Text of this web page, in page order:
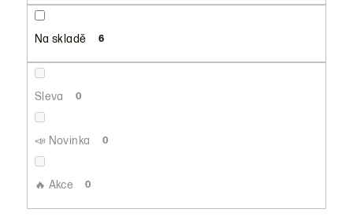
Na skladě 6
Sleva 0
📣 Novinka 0
🔥 Akce 0